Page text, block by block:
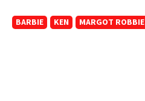
BARBIE KEN MARGOT ROBBIE